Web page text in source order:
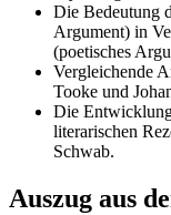
Die Bedeutung
Argument) in
(poetisches
Vergleichende
Tooke und
Die
literarischen
Schwab.
Auszug aus